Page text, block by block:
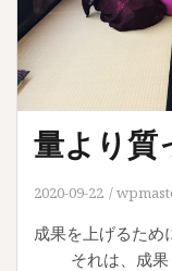
量より質
2020-09-22
成果を上げるため
それは、成果